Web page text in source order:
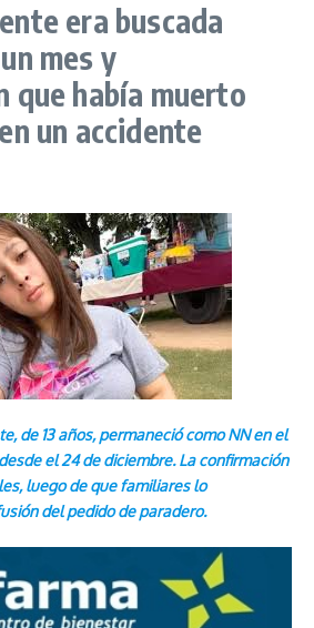
era buscada
mes y
que había muerto
un accidente
de 13 años, permaneció como NN en el
el 24 de diciembre. La confirmación
luego de que familiares lo
del pedido de paradero.